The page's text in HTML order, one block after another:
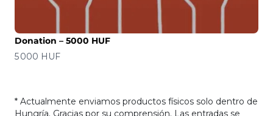
Donation – 5000 HUF
Precio
5 000 HUF
* Actualmente enviamos productos físicos solo dentro de
Hungría. Gracias por su comprensión. Las entradas se